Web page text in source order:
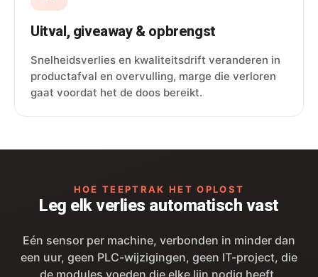
Uitval, giveaway & opbrengst
Snelheidsverlies en kwaliteitsdrift veranderen in
productafval en overvulling, marge die verloren
gaat voordat het de doos bereikt.
HOE TEEPTRAK HET OPLOST
Leg elk verlies automatisch vast
Eén sensor per machine, verbonden in minder dan
een uur, geen PLC-wijzigingen, geen IT-project, die